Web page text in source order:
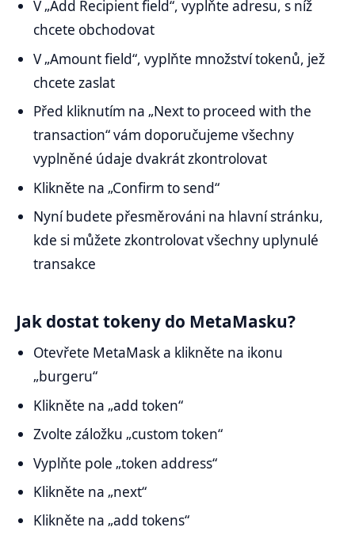
V „Add Recipient field“, vyplňte adresu, s níž
chcete obchodovat
V „Amount field“, vyplňte množství tokenů, jež
chcete zaslat
Před kliknutím na „Next to proceed with the
transaction“ vám doporučujeme všechny
vyplněné údaje dvakrát zkontrolovat
Klikněte na „Confirm to send“
Nyní budete přesměrováni na hlavní stránku,
kde si můžete zkontrolovat všechny uplynulé
transakce
Jak dostat tokeny do MetaMasku?
Otevřete MetaMask a klikněte na ikonu
„burgeru“
Klikněte na „add token“
Zvolte záložku „custom token“
Vyplňte pole „token address“
Klikněte na „next“
Klikněte na „add tokens“